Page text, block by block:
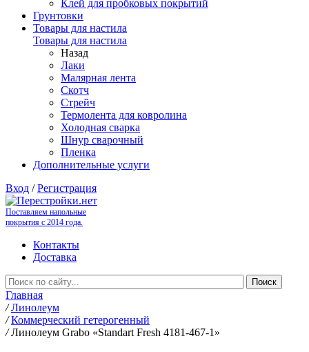
Клей для пробковых покрытий
Грунтовки
Товары для настила
Товары для настила
Назад
Лаки
Малярная лента
Скотч
Стрейч
Термолента для ковролина
Холодная сварка
Шнур сварочный
Пленка
Дополнительные услуги
Вход /Регистрация
Поставляем напольные
покрытия с 2014 года.
Контакты
Доставка
Главная
/ Линолеум
/ Коммерческий гетерогенный
/ Линолеум Grabo «Standart Fresh 4181-467-1»